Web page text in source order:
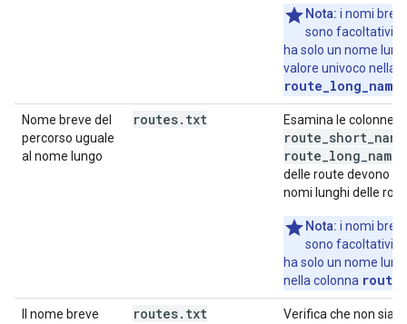
Nota: i nomi
sono facoltativi.
ha solo un nome
valore univoco nella
route_long_name
Nome breve del
percorso uguale
al nome lungo
routes. txt Esamina le colonne
route_short_name
route_long_name
delle route devono
nomi lunghi delle
Nota: i nomi
sono facoltativi.
ha solo un nome
nella colonna
Il nome breve
routes. txt
Verifica che non